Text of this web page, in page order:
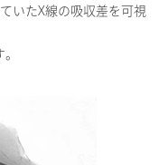
いたX線の吸収差を可視